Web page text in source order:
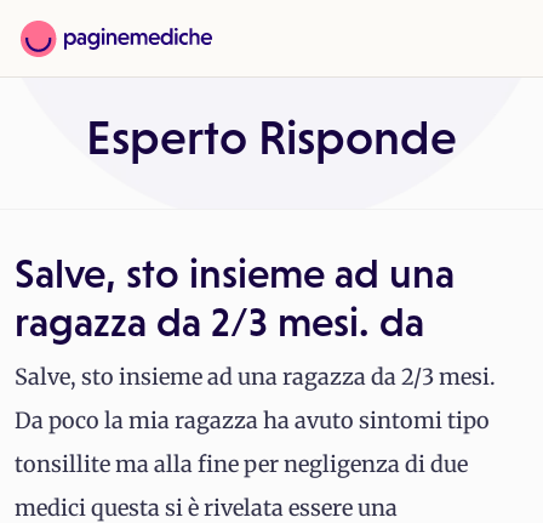
Esperto Risponde
Salve, sto insieme ad una
ragazza da 2/3 mesi. da
Salve, sto insieme ad una ragazza da 2/3 mesi.
Da poco la mia ragazza ha avuto sintomi tipo
tonsillite ma alla fine per negligenza di due
medici questa si è rivelata essere una